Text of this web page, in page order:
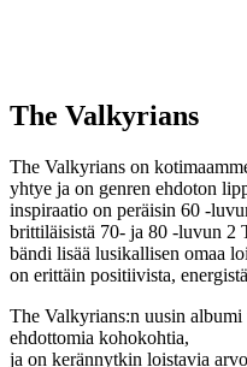
The Valkyrians
The Valkyrians on
yhtye ja on genren ehdoton
inspiraatio on peräisin 60 -
brittiläisistä 70- ja 80 -luvun 2
bändi lisää lusikallisen omaa
on erittäin positiivista,
The Valkyrians:n uusin
ehdottomia kohokohtia,
ja on kerännytkin loistavia